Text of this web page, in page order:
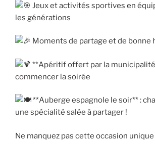
Jeux et activités sportives en
les générations
Moments de partage et de bonne
**Apéritif offert par la
commencer la soirée
**Auberge espagnole le soir** :
une spécialité salée à partager !
Ne manquez pas cette occasion